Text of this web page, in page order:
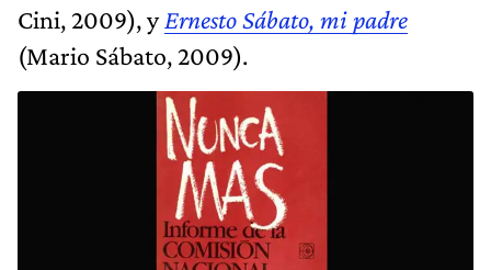
Cini, 2009), yErnesto Sábato, mi padre
(Mario Sábato, 2009).